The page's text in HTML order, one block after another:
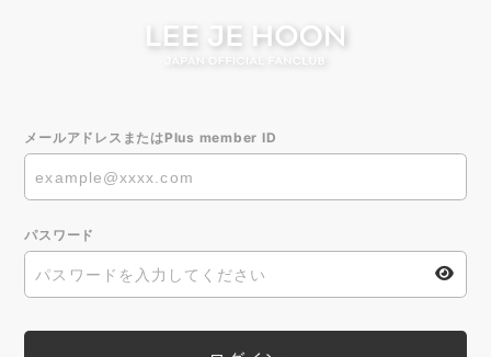
メールアドレスまたはPlus member ID
パスワード